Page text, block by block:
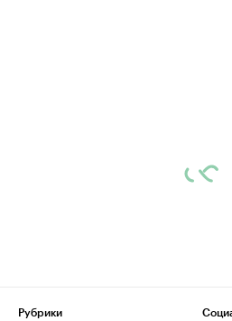
Рубрики